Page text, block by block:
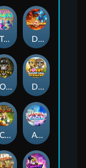
Twisted Lab Dragon’s Domain
Outlasw Inc Donut Division
Cash Quest Alpha Eagle